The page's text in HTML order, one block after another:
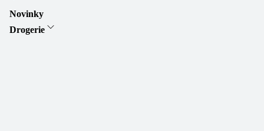
Novinky
Drogerie